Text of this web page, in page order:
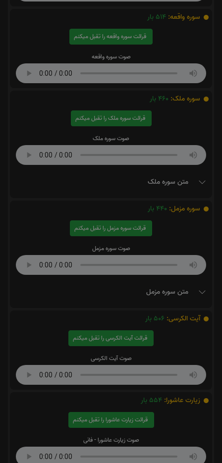
سوره واقعه: 514 بار
قرائت سوره واقعه را تقبل میکنم
صوت سوره واقعه
سوره ملک: 460 بار
قرائت سوره ملک را تقبل میکنم
صوت سوره ملک
متن سوره ملک
سوره مزمل: 440 بار
قرائت سوره مزمل را تقبل میکنم
صوت سوره مزمل
متن سوره مزمل
آیت الکرسی: 506 بار
قرائت آیت الکرسی را تقبل میکنم
صوت آیت الکرسی
زیارت عاشورا: 554 بار
قرائت زیارت عاشورا را تقبل میکنم
صوت زیارت عاشورا - فانی